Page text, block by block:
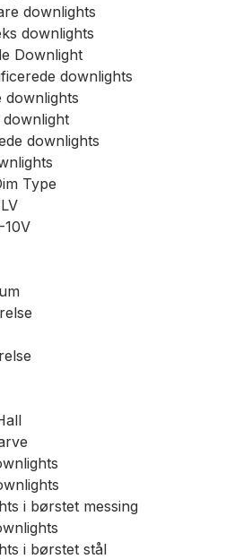
downlights
downlights
Downlight
downlights
downlights
downlights
Type
10V
i børstet messing
i børstet stål